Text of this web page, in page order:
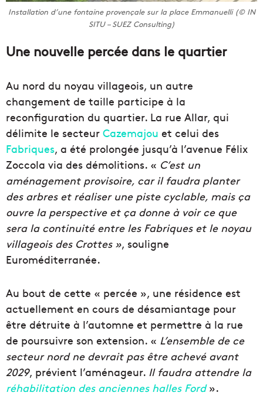
Installation d’une fontaine provençale sur la place Emmanuelli (© IN
SITU – SUEZ Consulting)
Une nouvelle percée dans le quartier
Au nord du noyau villageois, un autre
changement de taille participe à la
reconfiguration du quartier. La rue Allar, qui
délimite le secteur Cazemajou et celui des
Fabriques, a été prolongée jusqu’à l’avenue Félix
Zoccola via des démolitions. « C’est un
aménagement provisoire, car il faudra planter
des arbres et réaliser une piste cyclable, mais ça
ouvre la perspective et ça donne à voir ce que
sera la continuité entre les Fabriques et le noyau
villageois des Crottes », souligne
Euroméditerranée.
Au bout de cette « percée », une résidence est
actuellement en cours de désamiantage pour
être détruite à l’automne et permettre à la rue
de poursuivre son extension. « L’ensemble de ce
secteur nord ne devrait pas être achevé avant
2029, prévient l’aménageur. Il faudra attendre la
réhabilitation des anciennes halles Ford».